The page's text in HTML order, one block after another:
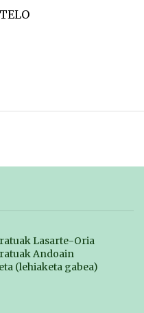
Lasarte-Oria
Andoain
(lehiaketa gabea)